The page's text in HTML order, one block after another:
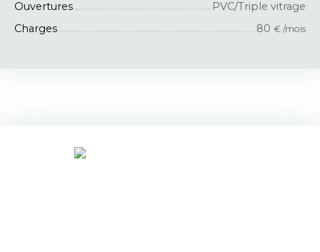
Ouvertures
PVC/Triple vitrage
Charges
80 € /mois